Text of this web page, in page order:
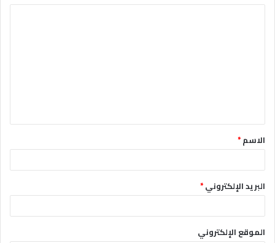
ق
*الاسم*
البريد الإلكتروني*
الموقع الإلكتروني